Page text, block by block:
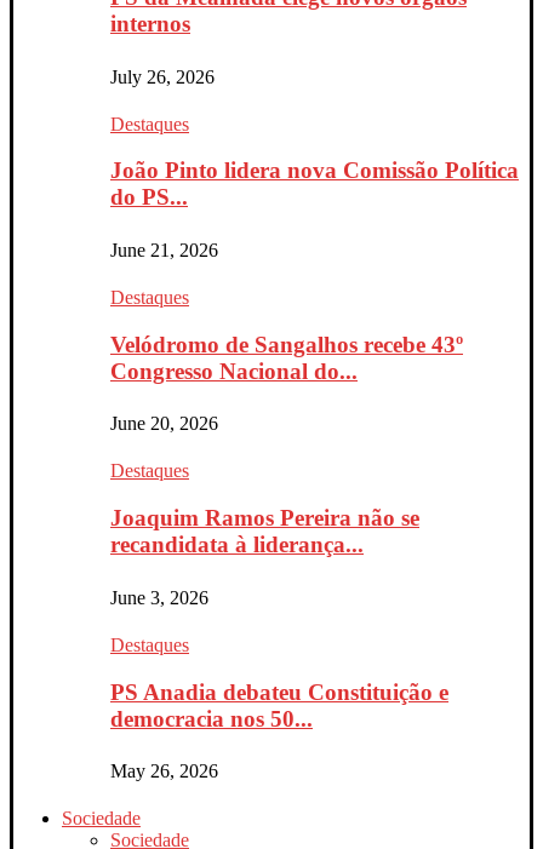
internos
July 26, 2026
Destaques
João Pinto lidera nova Comissão Política
do PS...
June 21, 2026
Destaques
Velódromo de Sangalhos recebe 43º
Congresso Nacional do...
June 20, 2026
Destaques
Joaquim Ramos Pereira não se
recandidata à liderança...
June 3, 2026
Destaques
PS Anadia debateu Constituição e
democracia nos 50...
May 26, 2026
Sociedade
Sociedade